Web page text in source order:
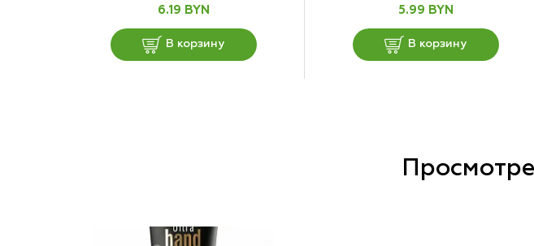
6.19 BYN
В корзину
5.99 BYN
В корзину